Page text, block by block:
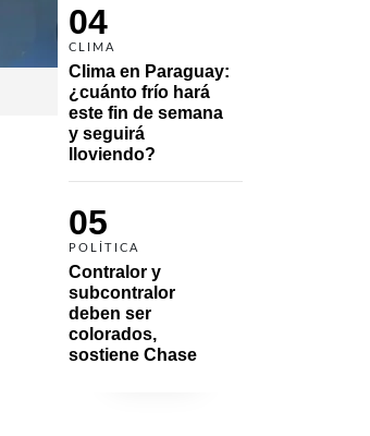
04
CLIMA
Clima en Paraguay:
¿cuánto frío hará
este fin de semana
y seguirá
lloviendo?
05
POLÍTICA
Contralor y
subcontralor
deben ser
colorados,
sostiene Chase